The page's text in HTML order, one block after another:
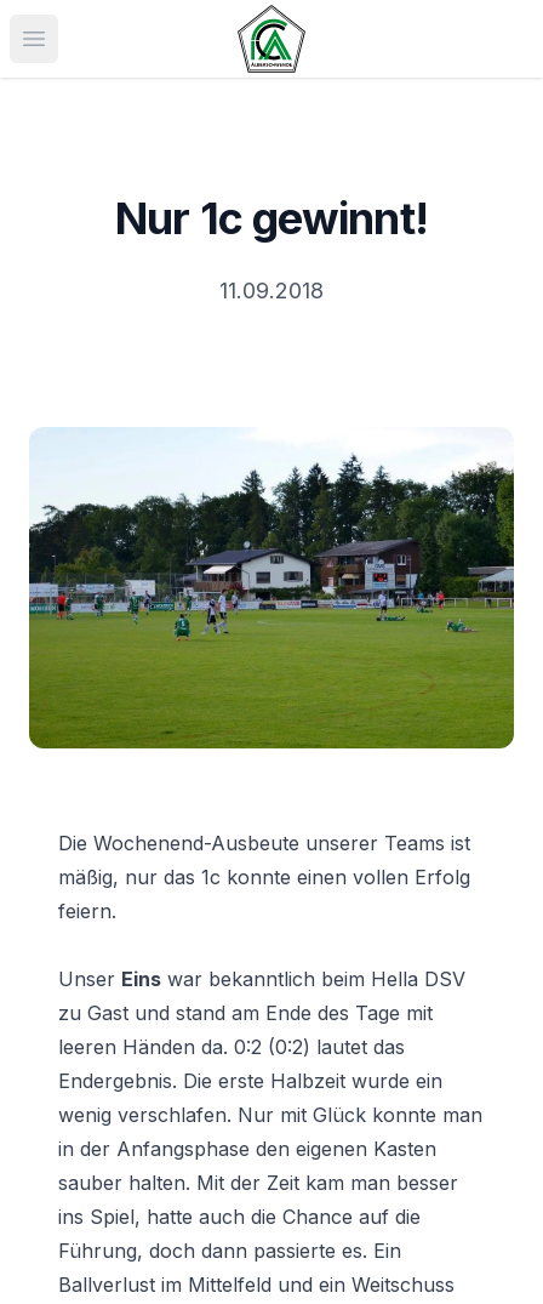
Menü öffnen
Nur 1c gewinnt!
11.09.2018
Die Wochenend-Ausbeute unserer Teams ist
mäßig, nur das 1c konnte einen vollen Erfolg
feiern.
Unser Eins war bekanntlich beim Hella DSV
zu Gast und stand am Ende des Tage mit
leeren Händen da. 0:2 (0:2) lautet das
Endergebnis. Die erste Halbzeit wurde ein
wenig verschlafen. Nur mit Glück konnte man
in der Anfangsphase den eigenen Kasten
sauber halten. Mit der Zeit kam man besser
ins Spiel, hatte auch die Chance auf die
Führung, doch dann passierte es. Ein
Ballverlust im Mittelfeld und ein Weitschuss